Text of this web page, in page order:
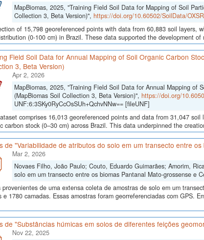
MapBiomas, 2025, "Training Field Soil Data for Mapping of Soil
Collection 3, Beta Version)", https://doi.org/10.60502/SoilData/
of 15,798 georeferenced points with data from 60,883 soil layers,
(0-100 cm) in Brazil. These data supported the development
Field Soil Data for Annual Mapping of Soil Organic Carbon
3, Beta Version)
Apr 2, 2026
MapBiomas, 2025, "Training Field Soil Data for Annual Mapping of
(MapBiomas Soil Collection 3, Beta Version)", https://doi.org/
UNF:6:3SKy0RyCcOsSUh+QchvNNw== [fileUNF]
comprises 16,013 georeferenced points and data from 31,047
carbon stock (0–30 cm) across Brazil. This data underpinned the
de "Variabilidade de atributos do solo em um transecto entre
Mar 2, 2026
Novaes Filho, João Paulo; Couto, Eduardo Guimarães; Amorim,
solo em um transecto entre os biomas Pantanal Mato-grossense e
provenientes de uma extensa coleta de amostras de solo em um
e 1780 camadas. Essas amostras foram georreferenciadas com GPS.
de "Substâncias húmicas em solos de diferentes feições
Nov 22, 2025